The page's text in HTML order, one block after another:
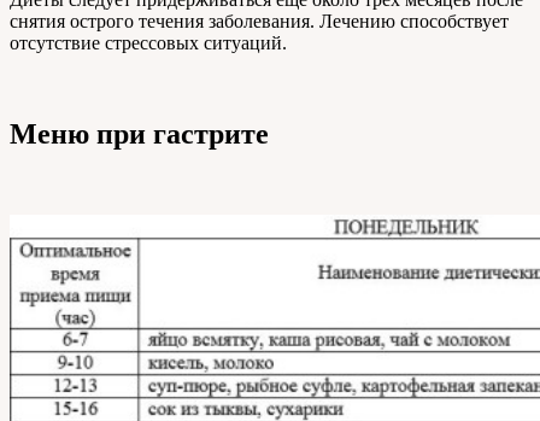
снятия острого течения заболевания. Лечению способствует
отсутствие стрессовых ситуаций.
Меню при гастрите